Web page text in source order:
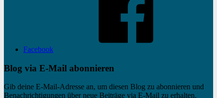
Facebook
Blog via E-Mail abonnieren
Gib deine E-Mail-Adresse an, um diesen Blog zu abonnieren und
Benachrichtigungen über neue Beiträge via E-Mail zu erhalten.